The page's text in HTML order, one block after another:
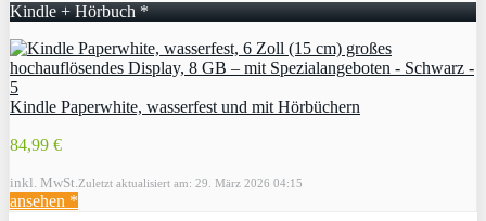
Kindle + Hörbuch *
Kindle Paperwhite, wasserfest und mit Hörbüchern
84,99 €
inkl. MwSt. Zuletzt aktualisiert am: 29. März 2026 04:15
ansehen *